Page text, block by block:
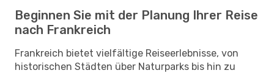
Beginnen Sie mit der Planung Ihrer Reise
nach Frankreich
Frankreich bietet vielfältige Reiseerlebnisse, von
historischen Städten über Naturparks bis hin zu